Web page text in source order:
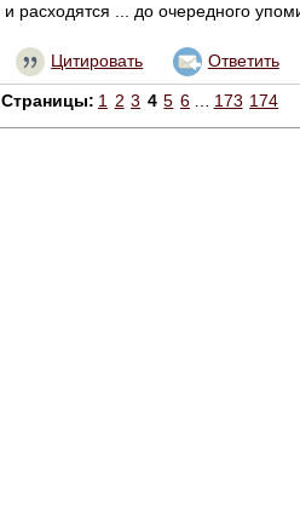
и расходятся ... до очередного
Цитировать Ответить
Страницы: 1 2 3 4 5 6 173 174